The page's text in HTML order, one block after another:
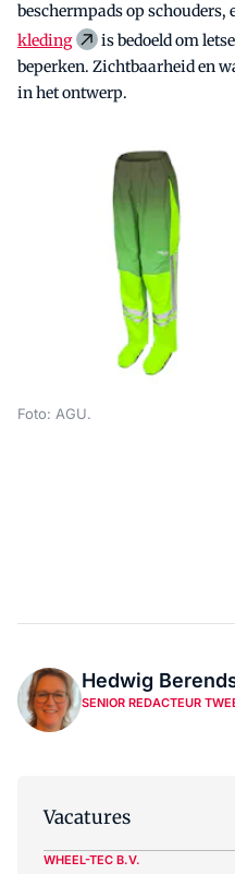
beschermpads op schouders,
kleding
is bedoeld om
beperken. Zichtbaarheid en
in het ontwerp.
Foto: AGU.
Hedwig
SENIOR REDACTEUR
Vacatures
WHEEL-TEC B.V.